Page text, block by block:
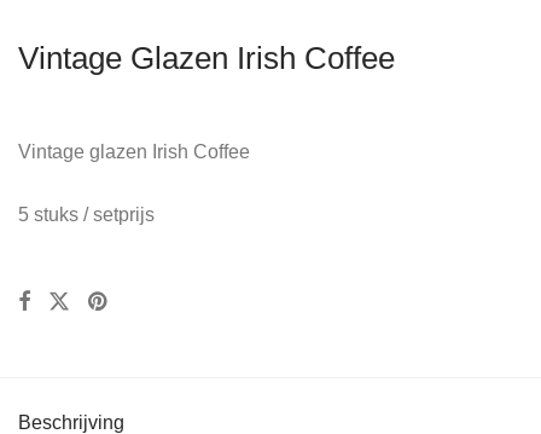
Vintage Glazen Irish Coffee
Vintage glazen Irish Coffee
5 stuks / setprijs
Beschrijving